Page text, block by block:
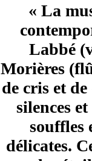
« La
Labbé
Morières
de cris et
silences
souffles
délicates.